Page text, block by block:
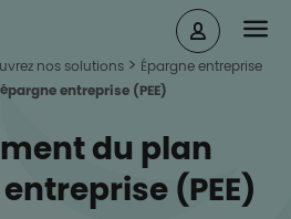
nos solutions
Épargne entreprise
entreprise (PEE)
du plan
(PEE)